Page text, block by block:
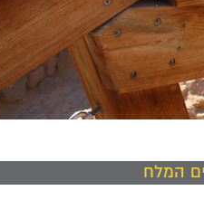
המלח